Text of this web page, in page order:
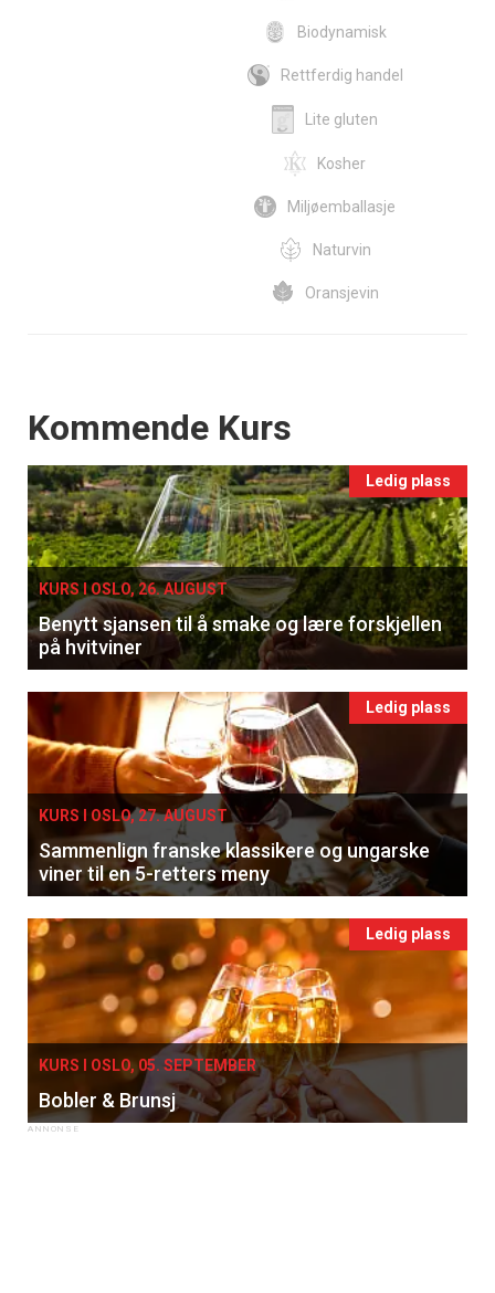
Biodynamisk
Rettferdig handel
Lite gluten
Kosher
Miljøemballasje
Naturvin
Oransjevin
Events
Kommende Kurs
Ledig plass
KURS I OSLO, 26. AUGUST
Benytt sjansen til å smake og lære forskjellen
på hvitviner
Ledig plass
KURS I OSLO, 27. AUGUST
Sammenlign franske klassikere og ungarske
viner til en 5-retters meny
Ledig plass
KURS I OSLO, 05. SEPTEMBER
Bobler & Brunsj